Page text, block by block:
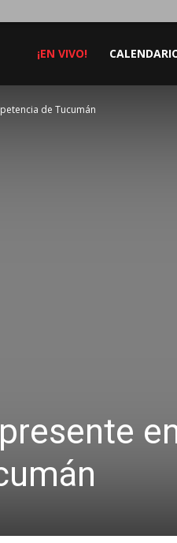
¡EN VIVO!
de Tucumán